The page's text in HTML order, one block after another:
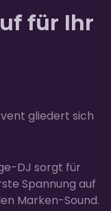
für Ihr
gliedert sich
DJ sorgt für
Spannung auf
Marken-Sound.